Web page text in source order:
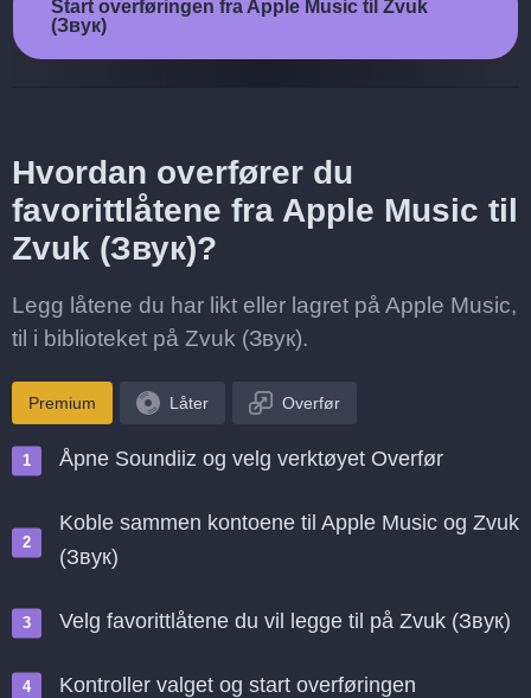
Start overføringen fra Apple Music til Zvuk
(Звук)
Hvordan overfører du
favorittlåtene fra Apple Music til
Zvuk (Звук)?
Legg låtene du har likt eller lagret på Apple Music,
til i biblioteket på Zvuk (Звук).
Premium Låter Overfør
Åpne Soundiiz og velg verktøyet Overfør
Koble sammen kontoene til Apple Music og Zvuk
(Звук)
Velg favorittlåtene du vil legge til på Zvuk (Звук)
Kontroller valget og start overføringen